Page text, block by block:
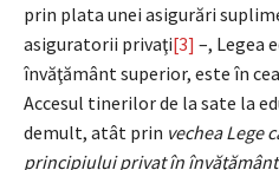
prin plata unei asigurări
asiguratorii privaţi[3] –, Legea
învăţământ superior, este în
Accesul tinerilor de la sate la
demult, atât prin vechea Lege
principiului privat în